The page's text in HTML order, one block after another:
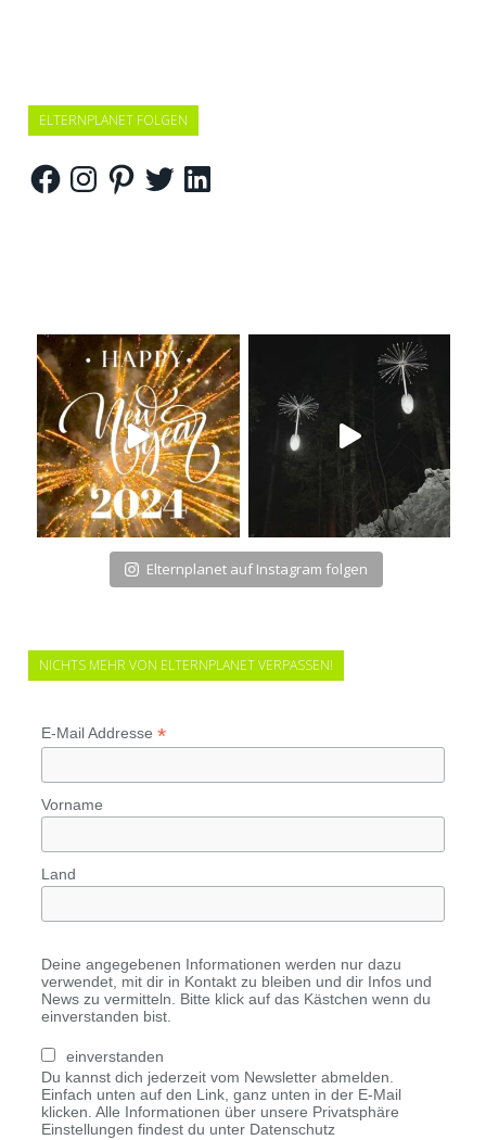
ELTERNPLANET FOLGEN
FacebookInstagramPinterestTwitterLinkedIn
Elternplanet auf Instagram folgen
NICHTS MEHR VON ELTERNPLANET VERPASSEN!
E-Mail Addresse *
Vorname
Land
Deine angegebenen Informationen werden nur dazu
verwendet, mit dir in Kontakt zu bleiben und dir Infos und
News zu vermitteln. Bitte klick auf das Kästchen wenn du
einverstanden bist.
einverstanden
Du kannst dich jederzeit vom Newsletter abmelden.
Einfach unten auf den Link, ganz unten in der E-Mail
klicken. Alle Informationen über unsere Privatsphäre
Einstellungen findest du unter Datenschutz